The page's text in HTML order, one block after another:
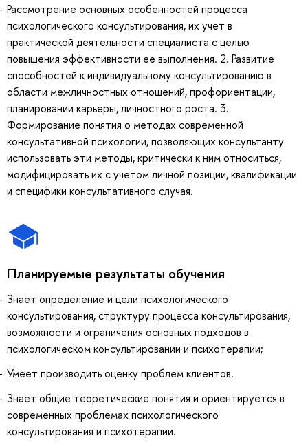
Рассмотрение основных особенностей процесса
психологического консультирования, их учет в
практической деятельности специалиста с целью
повышения эффективности ее выполнения. 2. Развитие
способностей к индивидуальному консультированию в
области межличностных отношений, профориентации,
планировании карьеры, личностного роста. 3.
Формирование понятия о методах современной
консультативной психологии, позволяющих консультанту
использовать эти методы, критически к ним относиться,
модифицировать их с учетом личной позиции, квалификации
и специфики консультативного случая.
Планируемые результаты обучения
Знает определение и цели психологического
консультирования, структуру процесса консультирования,
возможности и ограничения основных подходов в
психологическом консультировании и психотерапии;
Умеет производить оценку проблем клиентов.
Знает общие теоретические понятия и ориентируется в
современных проблемах психологического
консультирования и психотерапии.